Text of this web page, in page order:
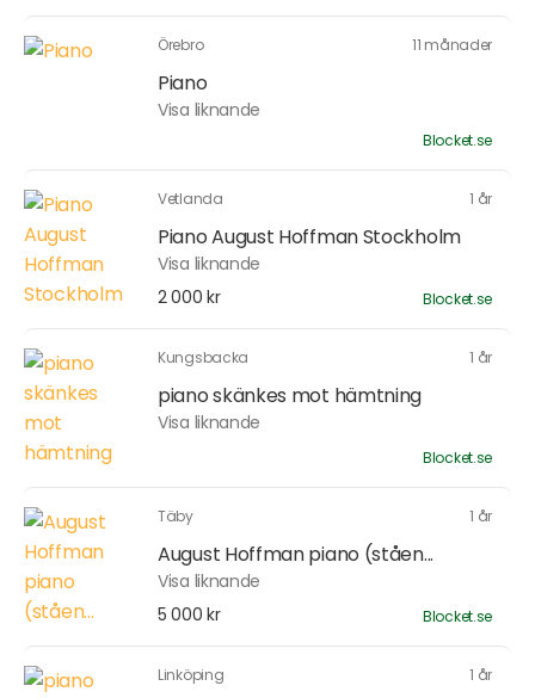
Örebro 11 månader
Piano
Visa liknande
Blocket.se
Vetlanda 1 år
Piano August Hoffman Stockholm
Visa liknande
2 000 kr
Blocket.se
Kungsbacka 1 år
piano skänkes mot hämtning
Visa liknande
Blocket.se
Täby 1 år
August Hoffman piano (ståen...
Visa liknande
5 000 kr
Blocket.se
Linköping 1 år